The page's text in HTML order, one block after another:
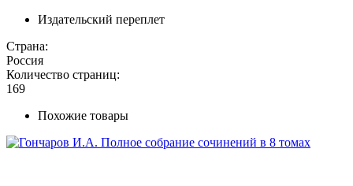
Издательский переплет
Страна:
Россия
Количество страниц:
169
Похожие товары